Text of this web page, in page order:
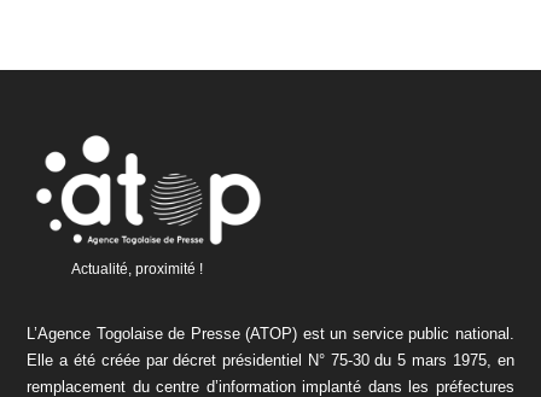
Actualité, proximité !
L’Agence Togolaise de Presse (ATOP) est un service public national.
Elle a été créée par décret présidentiel N° 75-30 du 5 mars 1975, en
remplacement du centre d’information implanté dans les préfectures